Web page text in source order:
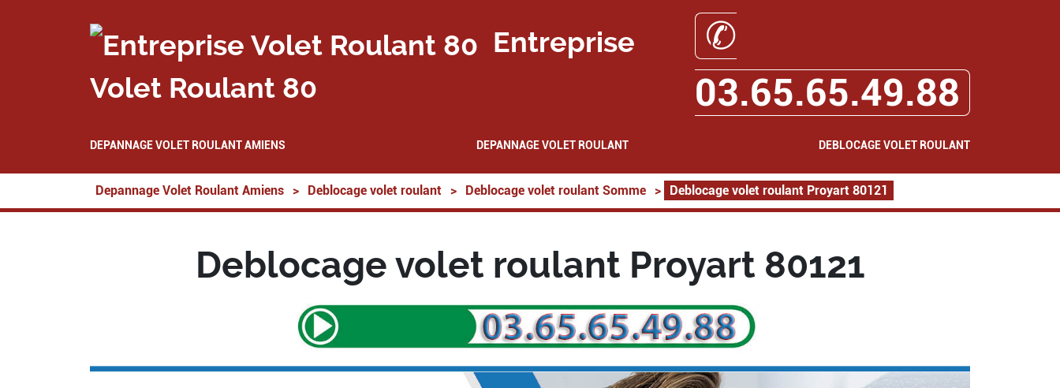
Entreprise
Volet Roulant 80
✆
03.65.65.49.88
DEPANNAGE VOLET ROULANT AMIENS DEPANNAGE VOLET ROULANT DEBLOCAGE VOLET ROULANT
Depannage Volet Roulant Amiens > Deblocage volet roulant > Deblocage volet roulant Somme > Deblocage volet roulant Proyart 80121
Deblocage volet roulant Proyart 80121